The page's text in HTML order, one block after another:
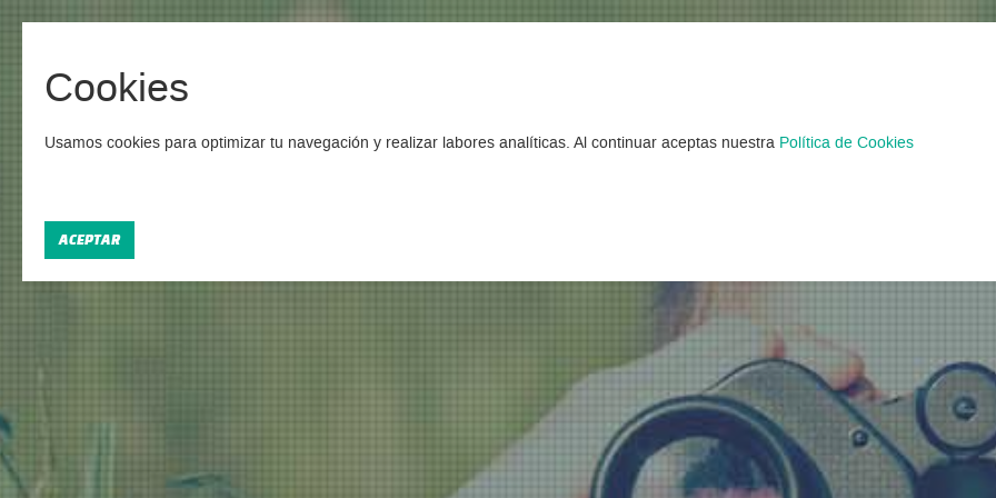
Cookies
Usamos cookies para optimizar tu navegación y realizar labores analíticas. Al continuar aceptas nuestra Política de Cookies
ACEPTAR